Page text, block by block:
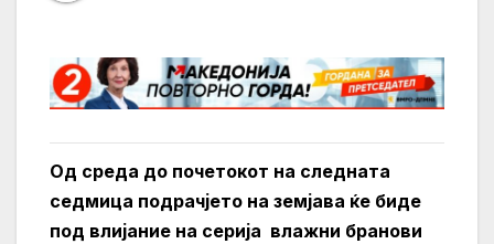
Од среда до почетокот на следната
седмица подрачјето на земјава ќе биде
под влијание на серија влажни бранови